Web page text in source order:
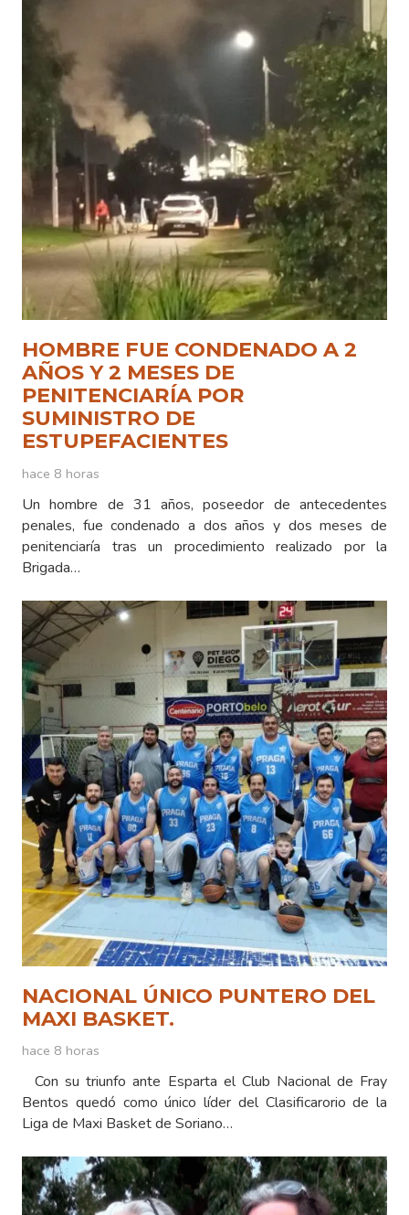
HOMBRE FUE CONDENADO A 2
AÑOS Y 2 MESES DE
PENITENCIARÍA POR
SUMINISTRO DE
ESTUPEFACIENTES
hace 8 horas
Un hombre de 31 años, poseedor de antecedentes
penales, fue condenado a dos años y dos meses de
penitenciaría tras un procedimiento realizado por la
Brigada…
NACIONAL ÚNICO PUNTERO DEL
MAXI BASKET.
hace 8 horas
Con su triunfo ante Esparta el Club Nacional de Fray
Bentos quedó como único líder del Clasificarorio de la
Liga de Maxi Basket de Soriano…